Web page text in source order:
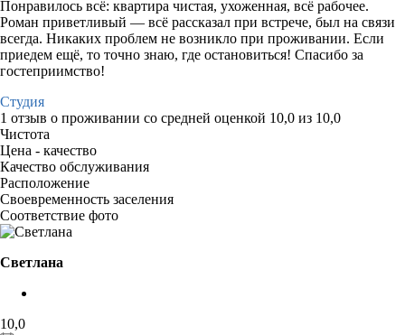
Понравилось всё: квартира чистая, ухоженная, всё рабочее.
Роман приветливый — всё рассказал при встрече, был на связи
всегда. Никаких проблем не возникло при проживании. Если
приедем ещё, то точно знаю, где остановиться! Спасибо за
гостеприимство!
Студия
1 отзыв о проживании со средней оценкой 10,0 из 10,0
Чистота
Цена - качество
Качество обслуживания
Расположение
Своевременность заселения
Соответствие фото
Светлана
10,0